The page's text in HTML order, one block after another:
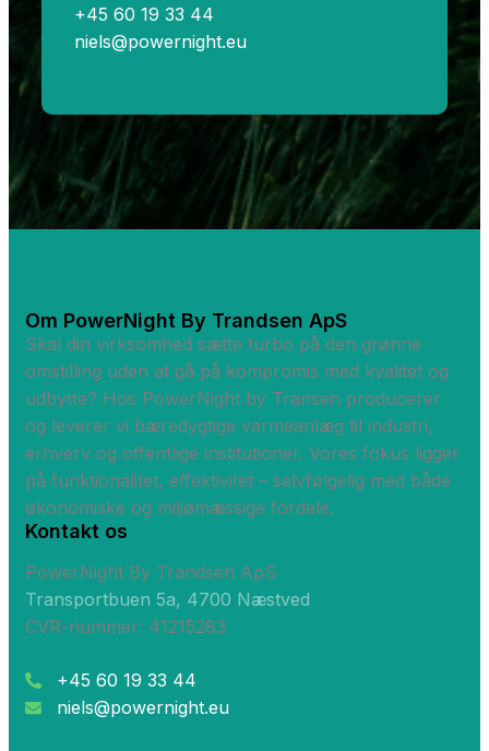
+45 60 19 33 44
niels@powernight.eu
Om PowerNight By Trandsen ApS
Skal din virksomhed sætte turbo på den grønne
omstilling uden at gå på kompromis med kvalitet og
udbytte? Hos PowerNight by Transen producerer
og leverer vi bæredygtige varmeanlæg til industri,
erhverv og offentlige institutioner. Vores fokus ligger
på funktionalitet, effektivitet – selvfølgelig med både
økonomiske og miljømæssige fordele.
Kontakt os
PowerNight By Trandsen ApS
Transportbuen 5a, 4700 Næstved
CVR-nummer: 41215283
+45 60 19 33 44
niels@powernight.eu